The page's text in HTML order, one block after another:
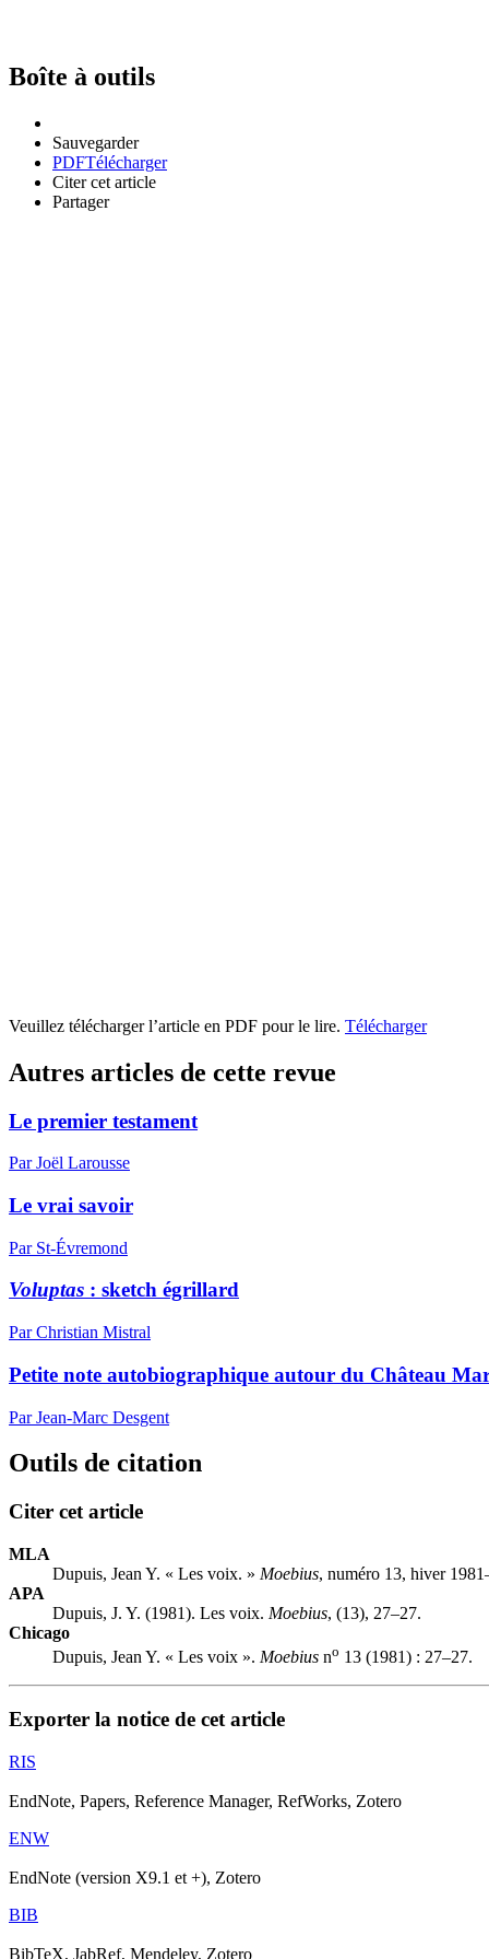
Boîte à outils
Sauvegarder
PDFTélécharger
Citer cet article
Partager
Veuillez télécharger l’article en PDF pour le lire. Télécharger
Autres articles de cette revue
Le premier testament
Par Joël Larousse
Le vrai savoir
Par St-Évremond
Voluptas : sketch égrillard
Par Christian Mistral
Petite note autobiographique autour du Château
Par Jean-Marc Desgent
Outils de citation
Citer cet article
MLA
Dupuis, Jean Y. « Les voix. » Moebius, numéro 13, hiver
APA
Dupuis, J. Y. (1981). Les voix. Moebius, (13), 27–27.
Chicago
Dupuis, Jean Y. « Les voix ». Moebius no 13 (1981) : 27–27.
Exporter la notice de cet article
RIS
EndNote, Papers, Reference Manager, RefWorks, Zotero
ENW
EndNote (version X9.1 et +), Zotero
BIB
BibTeX, JabRef, Mendeley, Zotero